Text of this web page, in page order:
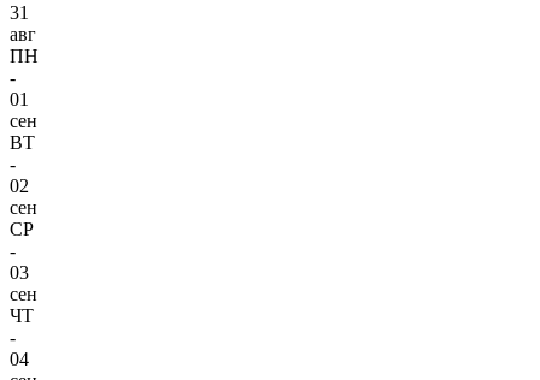
31
авг
ПН
-
01
сен
ВТ
-
02
сен
СР
-
03
сен
ЧТ
-
04